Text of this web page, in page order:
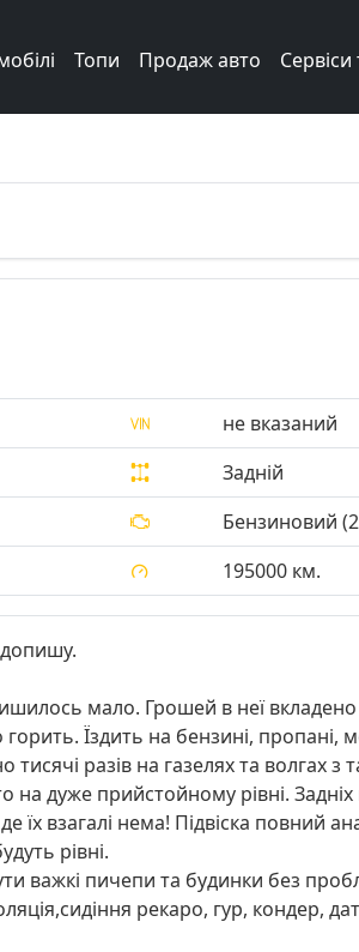
Топи Продаж авто
не вказаний
Задній
Бензиновий
195000 км.
мало. Грошей в неї
Їздить на бензині, пропані,
разів на газелях та волгах з
дуже прийстойному рівні. Задніх
їх взагалі нема! Підвіска повний
рівні.
важкі пичепи та будинки без
рекаро, гур, кондер,